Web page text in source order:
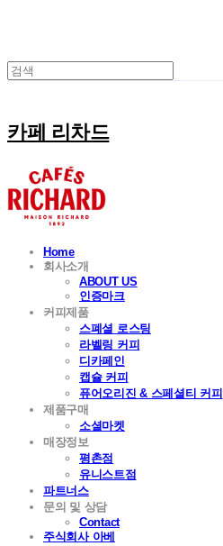
카페 리차드
Home
회사소개
ABOUT US
인증마크
커피제품
스폐셜 로스팅
라벨링 커피
디카페인
캡슐 커피
퓨어오리진 & 스페셜티 커피
제품구매
소셜마켓
매장정보
평촌점
유니스트점
파트너스
문의 및 상담
Contact
주식회사 아베